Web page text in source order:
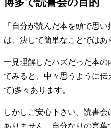
博多で読書会の目的
「自分が読んだ本を頭で思
は、決して簡単なことではあ
一見理解したハズだった本
てみると、中々思うように
て)多々あります。
しかしご安心下さい。読書